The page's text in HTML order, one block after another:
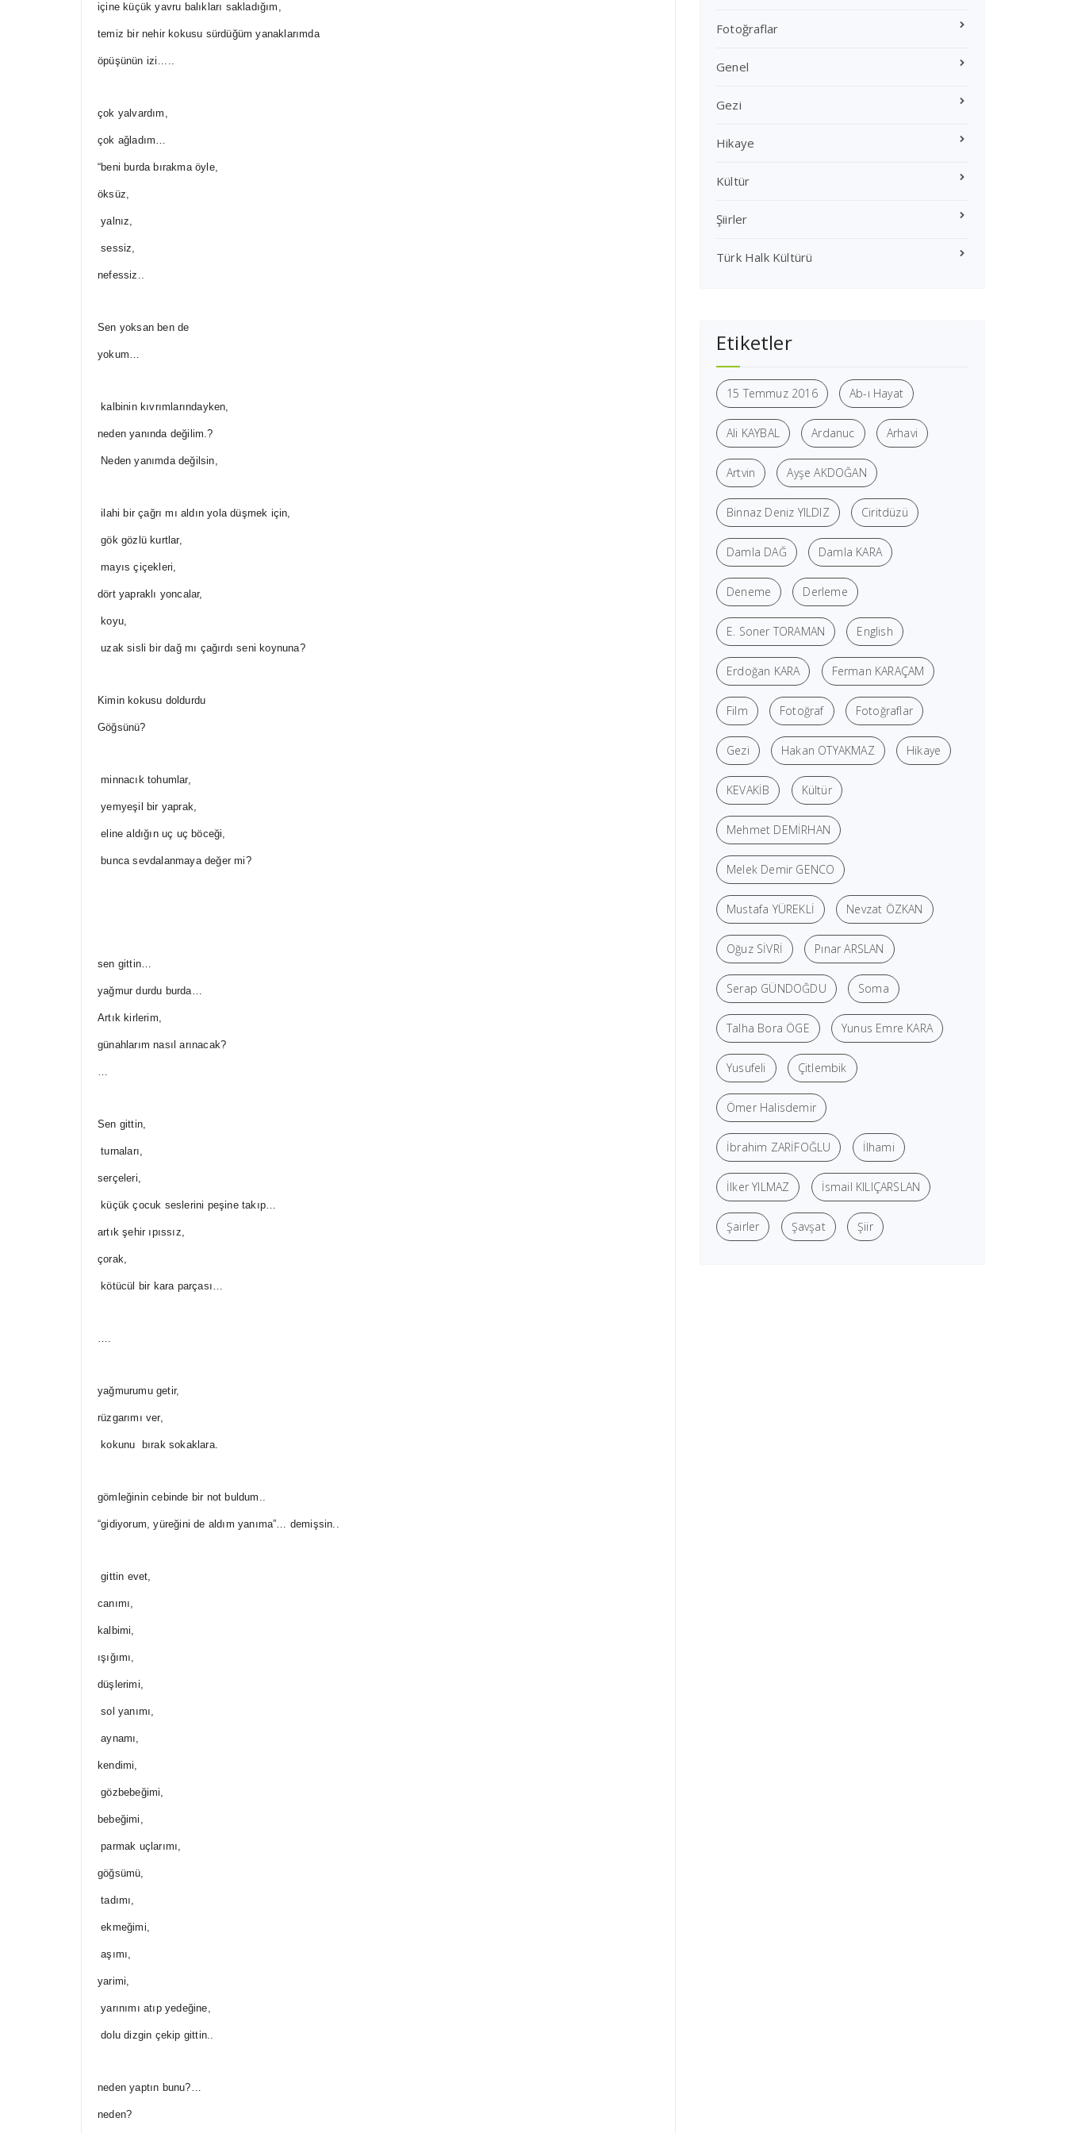
içine küçük yavru balıkları sakladığım,
temiz bir nehir kokusu sürdüğüm yanaklarımda
öpüşünün izi…..
çok yalvardım,
çok ağladım…
“beni burda bırakma öyle,
öksüz,
yalnız,
sessiz,
nefessiz..
Sen yoksan ben de
yokum…
kalbinin kıvrımlarındayken,
neden yanında değilim.?
Neden yanımda değilsin,
ilahi bir çağrı mı aldın yola düşmek için,
gök gözlü kurtlar,
mayıs çiçekleri,
dört yapraklı yoncalar,
koyu,
uzak sisli bir dağ mı çağırdı seni koynuna?
Kimin kokusu doldurdu
Göğsünü?
minnacık tohumlar,
yemyeşil bir yaprak,
eline aldığın uç uç böceği,
bunca sevdalanmaya değer mi?
sen gittin…
yağmur durdu burda…
Artık kirlerim,
günahlarım nasıl arınacak?
…
Sen gittin,
turnaları,
serçeleri,
küçük çocuk seslerini peşine takıp…
artık şehir ıpıssız,
çorak,
kötücül bir kara parçası…
….
yağmurumu getir,
rüzgarımı ver,
kokunu bırak sokaklara.
gömleğinin cebinde bir not buldum..
“gidiyorum, yüreğini de aldım yanıma”… demişsin..
gittin evet,
canımı,
kalbimi,
ışığımı,
düşlerimi,
sol yanımı,
aynamı,
kendimi,
gözbebeğimi,
bebeğimi,
parmak uçlarımı,
göğsümü,
tadımı,
ekmeğimi,
aşımı,
yarimi,
yarınımı atıp yedeğine,
dolu dizgin çekip gittin..
neden yaptın bunu?…
neden?
Fotoğraflar
Genel
Gezi
Hikaye
Kültür
Şiirler
Türk Halk Kültürü
Etiketler
15 Temmuz 2016 Ab-ı Hayat
Ali KAYBAL Ardanuc Arhavi
Artvin Ayşe AKDOĞAN
Binnaz Deniz YILDIZ Ciritdüzü
Damla DAĞ Damla KARA
Deneme Derleme
E. Soner TORAMAN English
Erdoğan KARA Ferman KARAÇAM
Film Fotoğraf Fotoğraflar
Gezi Hakan OTYAKMAZ Hikaye
KEVAKİB Kültür
Mehmet DEMİRHAN
Melek Demir GENCO
Mustafa YÜREKLİ Nevzat ÖZKAN
Oğuz SİVRİ Pınar ARSLAN
Serap GÜNDOĞDU Soma
Talha Bora ÖGE Yunus Emre KARA
Yusufeli Çitlembik
Ömer Halisdemir
İbrahim ZARİFOĞLU İlhami
İlker YILMAZ İsmail KILIÇARSLAN
Şairler Şavşat Şiir